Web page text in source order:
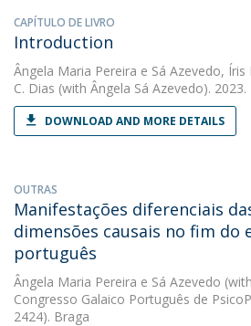
CAPÍTULO DE LIVRO
Introduction
Ângela Maria Pereira e Sá Azevedo, Íris
C. Dias (with Ângela Sá Azevedo). 2023.
DOWNLOAD AND MORE DETAILS
OUTRAS
Manifestações diferenciais
dimensões causais no fim do
português
Ângela Maria Pereira e Sá Azevedo
Congresso Galaico Português de
2424). Braga